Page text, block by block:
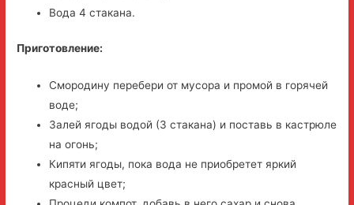
Вода 4 стакана.
Приготовление:
Смородину перебери от мусора и промой в горячей
воде;
Залей ягоды водой (3 стакана) и поставь в кастрюле
на огонь;
Кипяти ягоды, пока вода не приобретет яркий
красный цвет;